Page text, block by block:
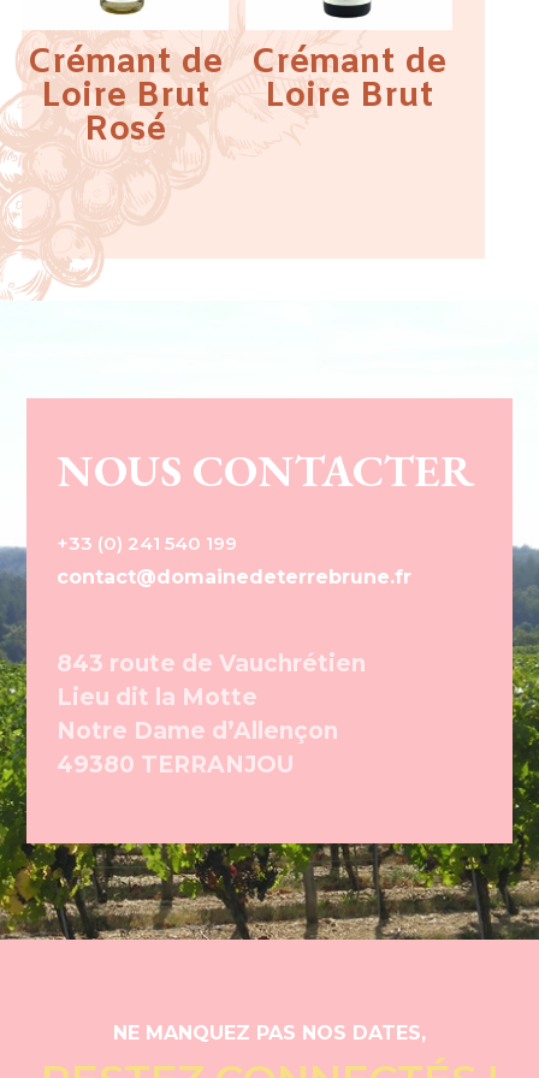
Crémant de
Loire Brut
Rosé
Crémant de
Loire Brut
NOUS CONTACTER
+33 (0) 241 540 199
contact@domainedeterrebrune.fr
843 route de Vauchrétien
Lieu dit la Motte
Notre Dame d’Allençon
49380 TERRANJOU
NE MANQUEZ PAS NOS DATES,